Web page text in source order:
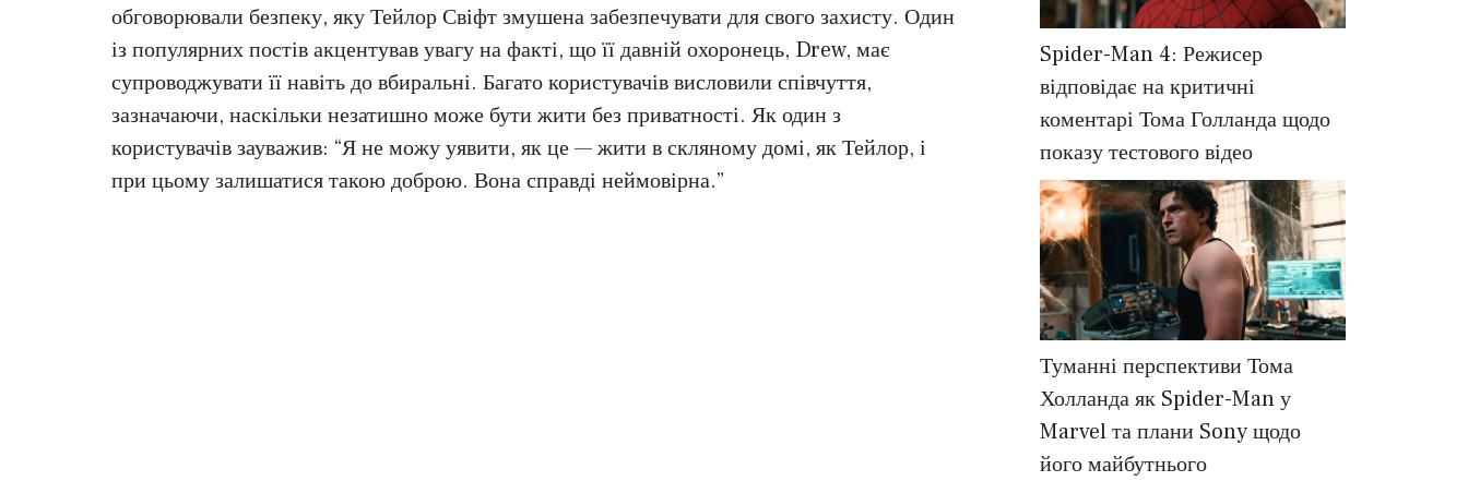
обговорювали безпеку, яку Тейлор Свіфт змушена забезпечувати для свого захисту. Один
із популярних постів акцентував увагу на факті, що її давній охоронець, Drew, має
супроводжувати її навіть до вбиральні. Багато користувачів висловили співчуття,
зазначаючи, наскільки незатишно може бути жити без приватності. Як один з
користувачів зауважив: “Я не можу уявити, як це — жити в скляному домі, як Тейлор, і
при цьому залишатися такою доброю. Вона справді неймовірна.”
Spider-Man 4: Режисер
відповідає на критичні
коментарі Тома Голланда щодо
показу тестового відео
Туманні перспективи Тома
Холланда як Spider-Man у
Marvel та плани Sony щодо
його майбутнього